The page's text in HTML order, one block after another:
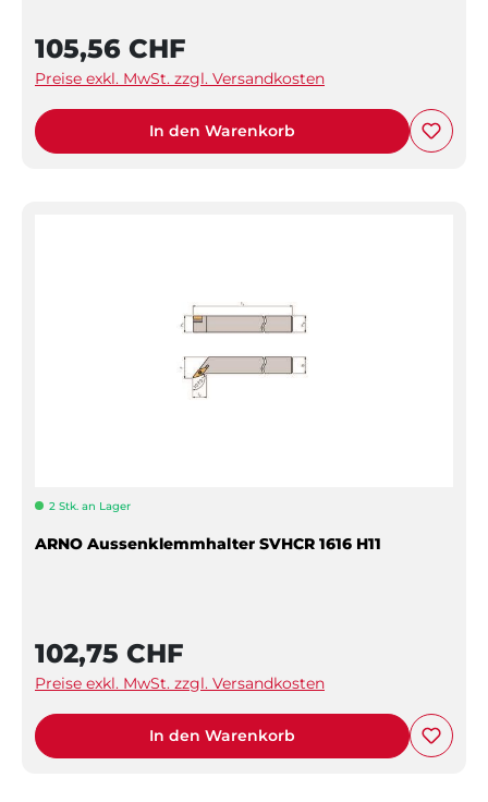
105,56 CHF
Preise exkl. MwSt. zzgl. Versandkosten
In den Warenkorb
2 Stk. an Lager
ARNO Aussenklemmhalter SVHCR 1616 H11
102,75 CHF
Preise exkl. MwSt. zzgl. Versandkosten
In den Warenkorb